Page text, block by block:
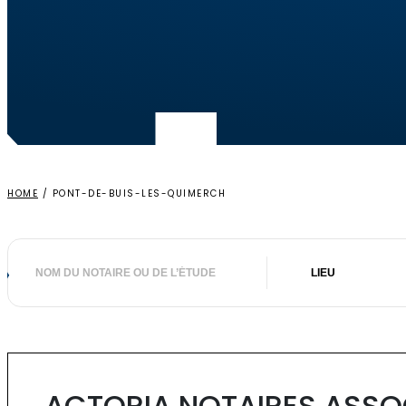
HOME / PONT-DE-BUIS-LES-QUIMERCH
Nom
du